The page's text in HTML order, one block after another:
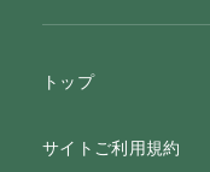
トップ
サイトご利用規約